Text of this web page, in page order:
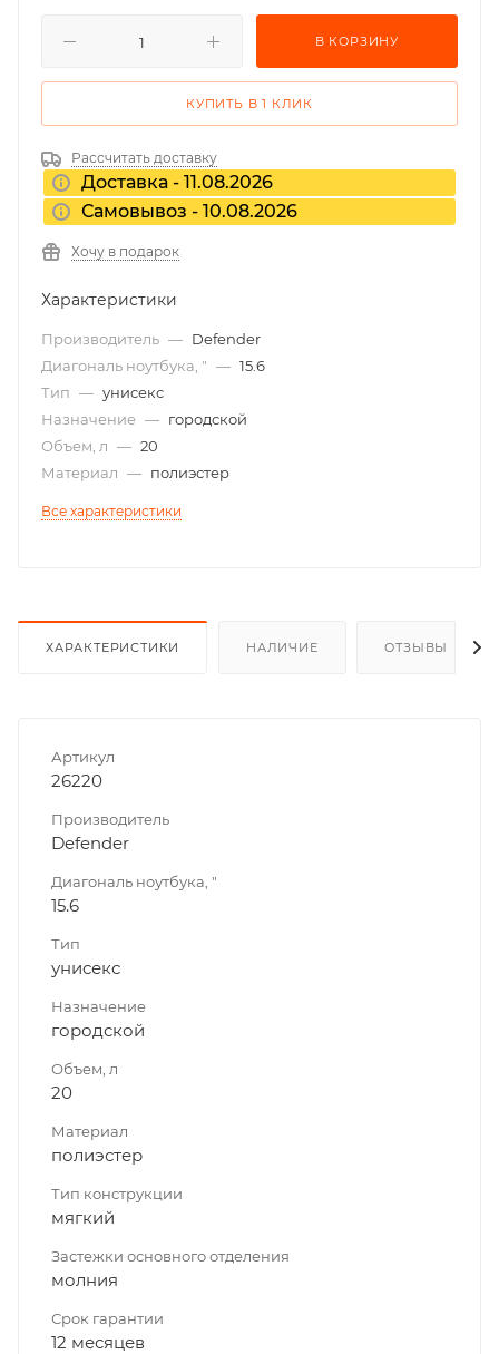
В КОРЗИНУ
КУПИТЬ В 1 КЛИК
Рассчитать доставку
Доставка - 11.08.2026
Самовывоз - 10.08.2026
Хочу в подарок
Характеристики
Производитель — Defender
Диагональ ноутбука, " — 15.6
Тип — унисекс
Назначение — городской
Объем, л — 20
Материал — полиэстер
Все характеристики
ХАРАКТЕРИСТИКИ НАЛИЧИЕ ОТЗЫВЫ
Артикул
26220
Производитель
Defender
Диагональ ноутбука, "
15.6
Тип
унисекс
Назначение
городской
Объем, л
20
Материал
полиэстер
Тип конструкции
мягкий
Застежки основного отделения
молния
Срок гарантии
12 месяцев